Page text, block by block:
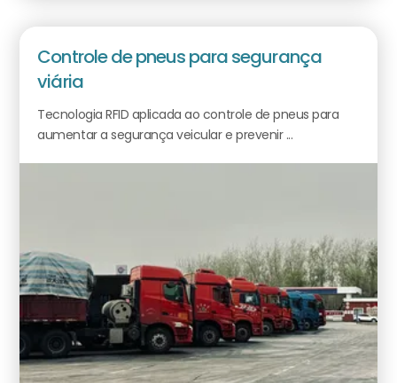
Controle de pneus para segurança
viária
Tecnologia RFID aplicada ao controle de pneus para
aumentar a segurança veicular e prevenir ...